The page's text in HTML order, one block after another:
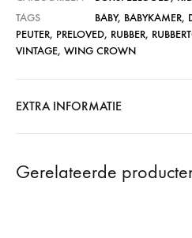
TAGS
BABY, BABYKAMER,
PEUTER, PRELOVED, RUBBER,
VINTAGE, WING CROWN
EXTRA INFORMATIE
Gerelateerde